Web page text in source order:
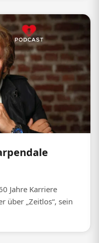
Jahre Karriere
über „Zeitlos“, sein